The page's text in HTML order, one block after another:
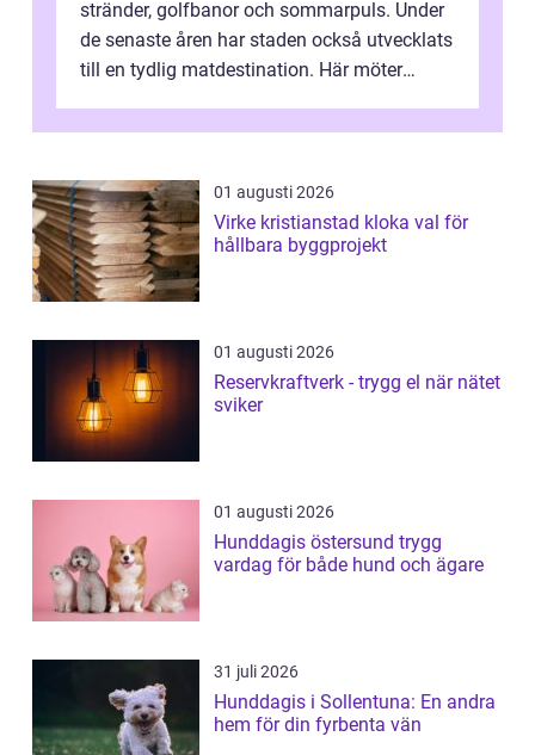
stränder, golfbanor och sommarpuls. Under
de senaste åren har staden också utvecklats
till en tydlig matdestination. Här möter
01 augusti 2026
Virke kristianstad kloka val för
hållbara byggprojekt
01 augusti 2026
Reservkraftverk - trygg el när nätet
sviker
01 augusti 2026
Hunddagis östersund trygg
vardag för både hund och ägare
31 juli 2026
Hunddagis i Sollentuna: En andra
hem för din fyrbenta vän